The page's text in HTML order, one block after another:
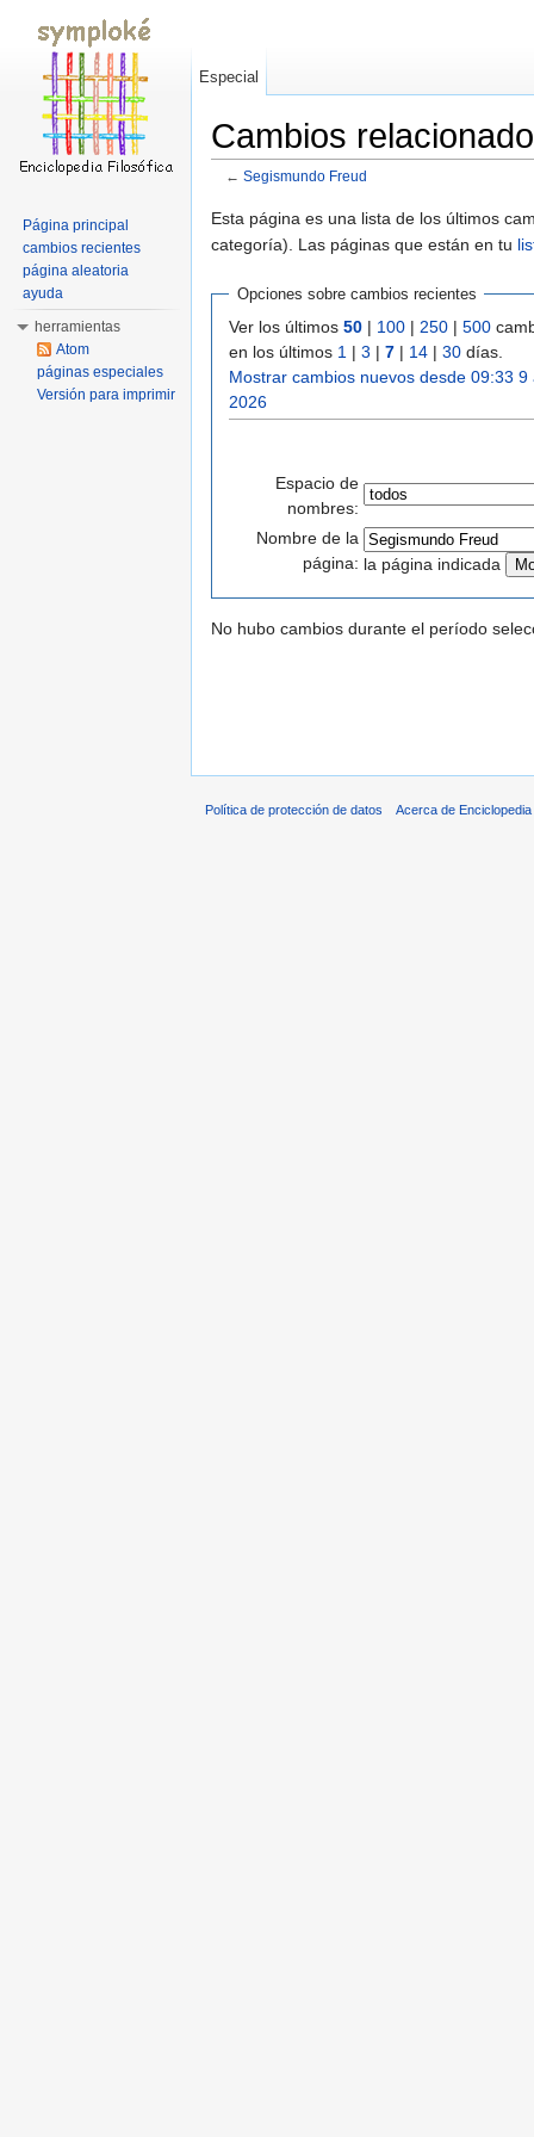
Cambios
← Segismundo Freud
Esta página es una lista de los últimos
categoría). Las páginas que están en tu
Opciones sobre cambios recientes
Ver los últimos 50 | 100 | 250 | 500
en los últimos 1 | 3 | 7 | 14 | 30 días.
Mostrar cambios nuevos desde 09:33 9
2026
Espacio de
nombres:
Nombre de la
página: la página indicada
No hubo cambios durante el período
Especial
Página principal
cambios recientes
página aleatoria
ayuda
herramientas
Atom
páginas especiales
Versión para imprimir
Política de protección de datos Acerca de